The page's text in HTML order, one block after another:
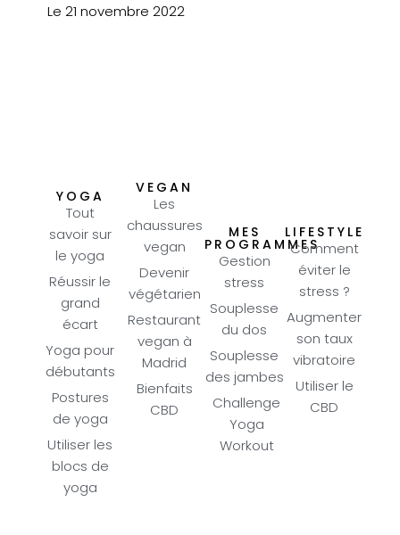
Le 21 novembre 2022
YOGA
Tout
savoir sur
le yoga
Réussir le
grand
écart
Yoga pour
débutants
Postures
de yoga
Utiliser les
blocs de
yoga
VEGAN
Les
chaussures
vegan
Devenir
végétarien
Restaurant
vegan à
Madrid
Bienfaits
CBD
MES
PROGRAMMES
Gestion
stress
Souplesse
du dos
Souplesse
des jambes
Challenge
Yoga
Workout
LIFESTYLE
Comment
éviter le
stress ?
Augmenter
son taux
vibratoire
Utiliser le
CBD